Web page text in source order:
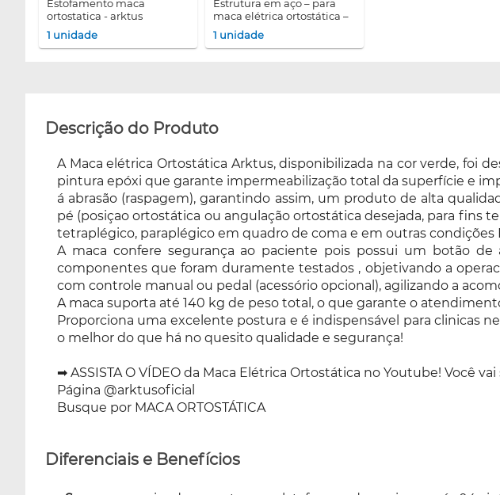
com eficiência. Proporciona uma excelente
postura e é indispensável para clinicas
neurológicas e de reabilitação em geral. Uma
Ortostática no Youtube! Você vai se
Página @arktusoficial Busque por MACA
ORTOSTÁTICA
estofamento maca
ortostatica - arktus
1 unidade
estrutura em aço – para
maca elétrica ortostática –
arktus
1 unidade
Descrição do Produto
A Maca elétrica Ortostática Arktus, disponibilizada na cor verde, foi
pintura epóxi que garante impermeabilização total da superfície e
á abrasão (raspagem), garantindo assim, um produto de alta
pé (posiçao ortostática ou angulação ortostática desejada, para fins
tetraplégico, paraplégico em quadro de coma e em outras condições
A maca confere segurança ao paciente pois possui um botão
componentes que foram duramente testados , objetivando a
com controle manual ou pedal (acessório opcional), agilizando a
A maca suporta até 140 kg de peso total, o que garante o
Proporciona uma excelente postura e é indispensável para clinicas
o melhor do que há no quesito qualidade e segurança!
➡ ASSISTA O VÍDEO da Maca Elétrica Ortostática no Youtube! Você
Página @arktusoficial
Busque por MACA ORTOSTÁTICA
Diferenciais e Benefícios